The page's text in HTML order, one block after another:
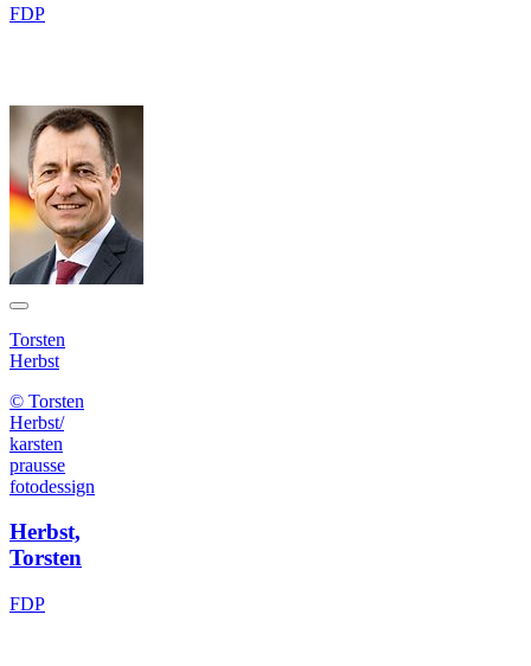
FDP
Torsten
Herbst
© Torsten
Herbst/
karsten
prausse
fotodessign
Herbst,
Torsten
FDP